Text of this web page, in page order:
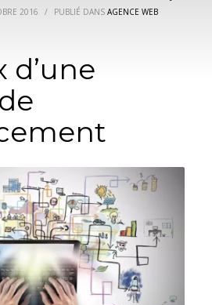
2016 / PUBLIÉ DANS AGENCE WEB
d’une